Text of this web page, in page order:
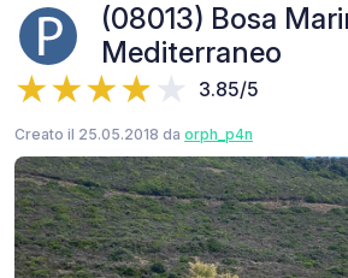
(08013) Bosa
Mediterraneo
3.85/5
Creato il 25.05.2018 da orph_p4n